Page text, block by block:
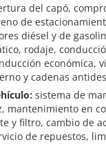
del capó,
de
diésel y de
rodaje,
económica,
y cadenas
sistema de
mantenimiento en
y filtro, cambio de
de repuestos,